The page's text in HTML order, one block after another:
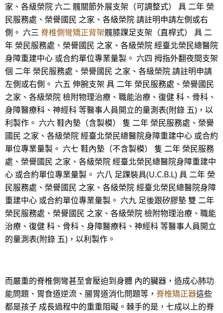
家、各級榮院 六二 髖關節外展支架（可調整式） 具 二年 榮
民服務處、榮譽國民 之家、各級榮院 請註明申請左側或右
側。 六三 脊椎側彎矯正背架髖膝踝足支架（直桿式） 具 二
年 榮民服務處、榮譽國民 之家、各級榮院 經臺北榮民總醫院
身障重建中心 或合約單位專業量製。 六四 拇指外翻夜間支架
個 二年 榮民服務處、榮譽國民 之家、各級榮院 請註明申請
左側或右側。 六五 伸腕支架 具 二年 榮民服務處、榮譽國民
之家、各級榮院 檢附物理治療、職能治療、復健 科、骨科、
身障醫療科、神經科 等醫事人員開立的量測表(附錄 五)，以
利製作。 六六 鞋內墊（含製模） 隻 二年 榮民服務處、榮譽
國民 之家、各級榮院 經臺北榮民總醫院身障重建中心 或合約
單位專業量製。 六七 鞋內墊（不含製模） 隻 二年 榮民服務
處、榮譽國民 之家、各級榮院 經臺北榮民總醫院身障重建中
心 或合約單位專業量製。 六八 足踝裝具(U.C.B.L) 具 二年 榮
民服務處、榮譽國民 之家、各級榮院 經臺北榮民總醫院身障
重建中心 或合約單位專業量製。 六九 足後跟矽膠墊 雙 二年
榮民服務處、榮譽國民 之家、各級榮院 檢附物理治療、職能
治療、復健 科、骨科、身障醫療科、神經科 等醫事人員開立
的量測表(附錄 五)，以利製作。
而嚴重的脊椎側彎甚至會壓迫到身體 內的臟器，造成心肺功
能問題、胃食道逆流、腸胃道消化問題等， 脊椎矯正器這些
都是孩子 成長過程中的重重阻礙。棘手的是，七成以上的脊